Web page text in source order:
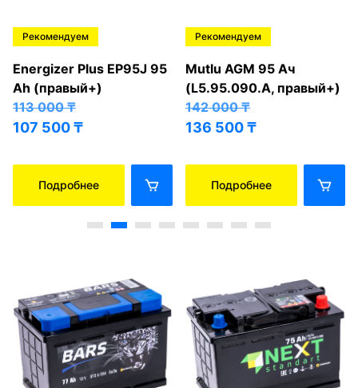
Рекомендуем
Energizer Plus EP95J 95
Ah (правый+)
113 000₸
107 500₸
Подробнее
Рекомендуем
Mutlu AGM 95 Ач
(L5.95.090.A, правый+)
142 000₸
136 500₸
Подробнее